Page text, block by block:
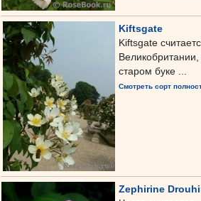
Kiftsgate
Kiftsgate
старом буке ...
Смотреть сорт
Zephirine